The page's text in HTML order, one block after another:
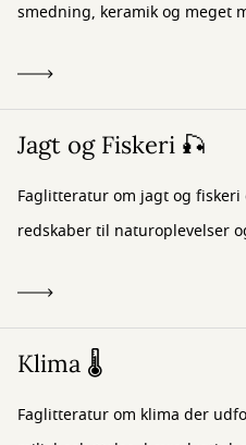
smedning, keramik og meget
Jagt og Fiskeri 🎣
Faglitteratur om jagt og
redskaber til naturoplevelser
Klima 🌡️
Faglitteratur om klima der